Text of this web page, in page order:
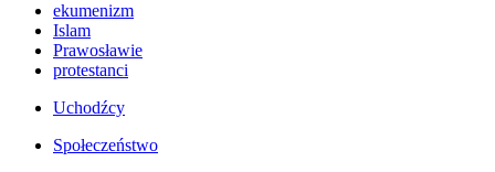
ekumenizm
Islam
Prawosławie
protestanci
Uchodźcy
Społeczeństwo